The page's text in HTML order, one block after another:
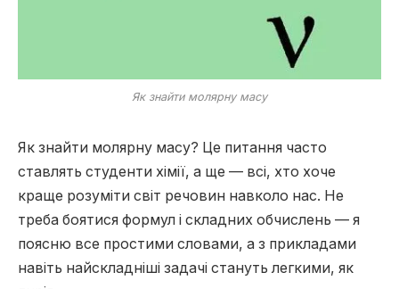
Як знайти молярну масу
Як знайти молярну масу? Це питання часто
ставлять студенти хімії, а ще — всі, хто хоче
краще розуміти світ речовин навколо нас. Не
треба боятися формул і складних обчислень — я
поясню все простими словами, а з прикладами
навіть найскладніші задачі стануть легкими, як